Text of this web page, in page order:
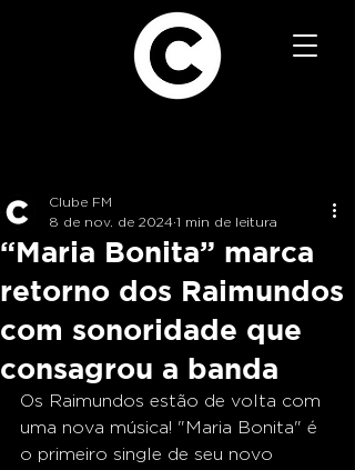
“Maria Bonita” marca
retorno dos Raimundos
com sonoridade que
consagrou a banda
Clube FM
8 de nov. de 2024 1 min de leitura
Os Raimundos estão de volta com
uma nova música! "Maria Bonita" é
o primeiro single de seu novo